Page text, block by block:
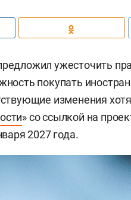
ужесточить
покупать
изменения
» со ссылкой на
2027 года.